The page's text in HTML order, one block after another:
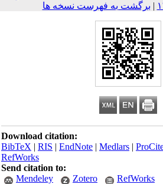
برگشت به فهرست نسخه ها
Download citation:
BibTeX|RIS|EndNote|Medlars|
RefWorks
Send citation to:
Mendeley
Zotero RefWorks